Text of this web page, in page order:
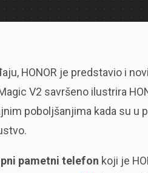
HONOR je predstavio i
V2 savršeno ilustrira
poboljšanjima kada su u
pametni telefon koji je